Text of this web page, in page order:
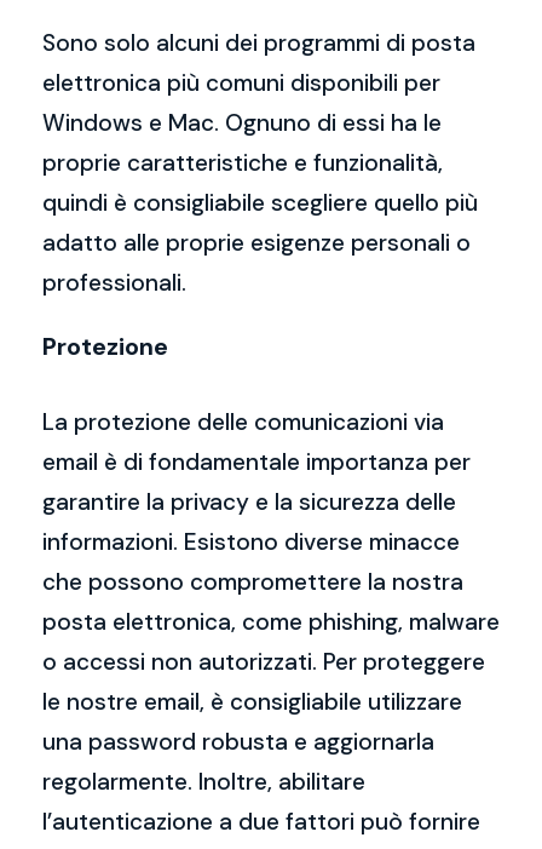
Sono solo alcuni dei programmi di posta
elettronica più comuni disponibili per
Windows e Mac. Ognuno di essi ha le
proprie caratteristiche e funzionalità,
quindi è consigliabile scegliere quello più
adatto alle proprie esigenze personali o
professionali.
Protezione
La protezione delle comunicazioni via
email è di fondamentale importanza per
garantire la privacy e la sicurezza delle
informazioni. Esistono diverse minacce
che possono compromettere la nostra
posta elettronica, come phishing, malware
o accessi non autorizzati. Per proteggere
le nostre email, è consigliabile utilizzare
una password robusta e aggiornarla
regolarmente. Inoltre, abilitare
l’autenticazione a due fattori può fornire